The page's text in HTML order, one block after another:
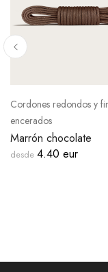
Cordones redondos y
encerados
Marrón chocolate
desde 4.40 eur